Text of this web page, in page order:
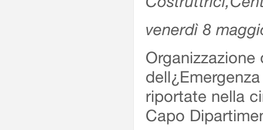
venerdì 8
riportate nella
Capo